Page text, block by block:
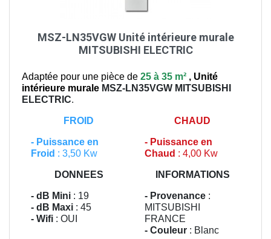
MSZ-LN35VGW Unité intérieure murale
MITSUBISHI ELECTRIC
Adaptée pour une pièce de 25 à 35 m² , Unité
intérieure murale MSZ-LN35VGW MITSUBISHI
ELECTRIC.
FROID
- Puissance en
Froid : 3,50 Kw
CHAUD
- Puissance en
Chaud : 4,00 Kw
DONNEES
- dB Mini : 19
- dB Maxi : 45
- Wifi : OUI
INFORMATIONS
- Provenance :
MITSUBISHI
FRANCE
- Couleur : Blanc